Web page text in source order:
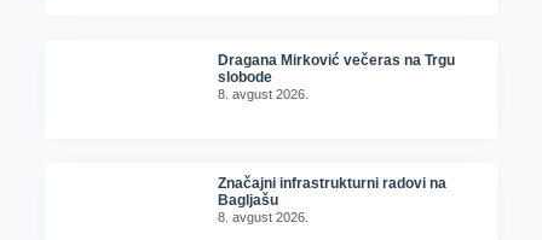
Dragana Mirković večeras na Trgu
slobode
8. avgust 2026.
Značajni infrastrukturni radovi na
Bagljašu
8. avgust 2026.